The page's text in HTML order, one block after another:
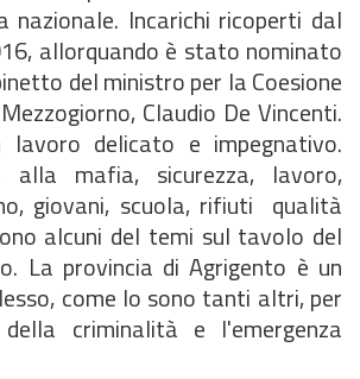
nazionale. Incarichi ricoperti dal
allorquando è stato nominato
del ministro per la Coesione
Claudio De Vincenti.
delicato e impegnativo.
alla mafia, sicurezza, lavoro,
giovani, scuola, rifiuti qualità
alcuni del temi sul tavolo del
La provincia di Agrigento è un
come lo sono tanti altri, per
criminalità e l'emergenza